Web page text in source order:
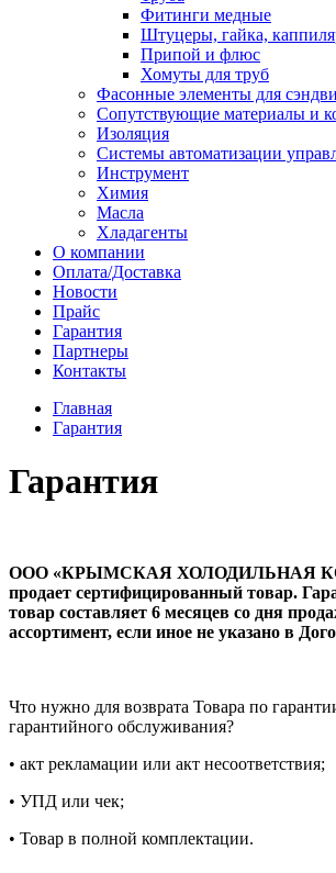
Фитинги медные
Штуцеры, гайка,
Припой и флюс
Хомуты для труб
Фасонные элементы для
Сопутствующие материалы и
Изоляция
Системы автоматизации
Инструмент
Химия
Масла
Хладагенты
О компании
Оплата/Доставка
Новости
Прайс
Гарантия
Партнеры
Контакты
Главная
Гарантия
Гарантия
ООО «КРЫМСКАЯ ХОЛОДИЛЬНАЯ
продает сертифицированный товар.
товар составляет 6 месяцев со дня
ассортимент, если иное не указано в
Что нужно для возврата Товара по
гарантийного обслуживания?
• акт рекламации или акт несоответствия;
• УПД или чек;
• Товар в полной комплектации.